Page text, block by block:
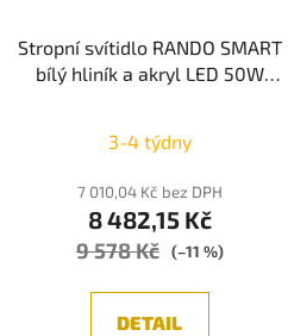
Stropní svítidlo RANDO SMART
bílý hliník a akryl LED 50W
3-4 týdny
7 010,04 Kč bez DPH
8 482,15 Kč
9 578 Kč (–11 %)
DETAIL